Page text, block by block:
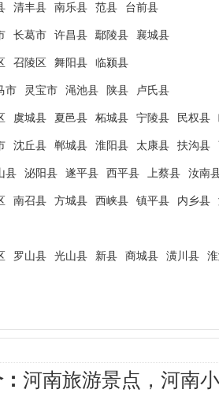
清丰县 南乐县 范县 台前县
长葛市 许昌县 鄢陵县 襄城县
召陵区 舞阳县 临颍县
市 灵宝市 渑池县 陕县 卢氏县
虞城县 夏邑县 柘城县 宁陵县 民权县
沈丘县 郸城县 淮阳县 太康县 扶沟县
县 泌阳县 遂平县 西平县 上蔡县 汝南
南召县 方城县 西峡县 镇平县 内乡县
罗山县 光山县 新县 商城县 潢川县
河南旅游景点，河南